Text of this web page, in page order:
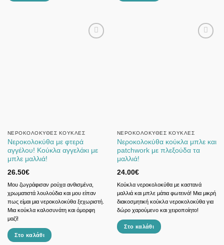
ΝΕΡΟΚΟΛΟΚΎΘΕΣ ΚΟΎΚΛΕΣ
Νεροκολοκύθα με φτερά
αγγέλου! Κούκλα αγγελάκι με
μπλε μαλλιά!
26.50€
Μου ζωγράφισαν ρούχα ανθισμένα,
χρωματιστά λουλούδια και μου είπαν
πως είμαι μια νεροκολοκύθα ξεχωριστή.
Μια κούκλα καλοσυνάτη και όμορφη
μαζί!
Στο καλάθι
ΝΕΡΟΚΟΛΟΚΎΘΕΣ ΚΟΎΚΛΕΣ
Νεροκολοκύθα κούκλα μπλε και
patchwork με πλεξούδα τα
μαλλιά!
24.00€
Κούκλα νεροκολοκύθα με καστανά
μαλλιά και μπλε μάτια φωτεινά! Μια μικρή
διακοσμητική κούκλα νεροκολοκύθα για
δώρο χαρούμενο και χειροποίητο!
Στο καλάθι